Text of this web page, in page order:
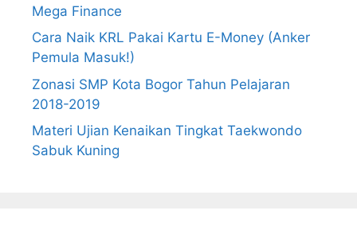
Mega Finance
Cara Naik KRL Pakai Kartu E-Money (Anker
Pemula Masuk!)
Zonasi SMP Kota Bogor Tahun Pelajaran
2018-2019
Materi Ujian Kenaikan Tingkat Taekwondo
Sabuk Kuning